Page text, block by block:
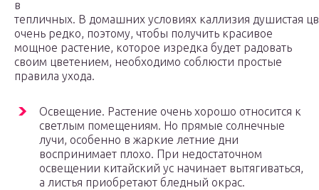
в
тепличных. В домашних условиях каллизия душистая
очень редко, поэтому, чтобы получить красивое
мощное растение, которое изредка будет радовать
своим цветением, необходимо соблюсти простые
правила ухода.
Освещение. Растение очень хорошо относится к
светлым помещениям. Но прямые солнечные
лучи, особенно в жаркие летние дни
воспринимает плохо. При недостаточном
освещении китайский ус начинает вытягиваться,
а листья приобретают бледный окрас.